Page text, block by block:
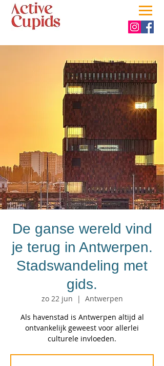
De ganse wereld vind
je terug in Antwerpen.
Stadswandeling met
gids.
zo 22 jun
  |
Antwerpen
Als havenstad is Antwerpen altijd al
ontvankelijk geweest voor allerlei
culturele invloeden.